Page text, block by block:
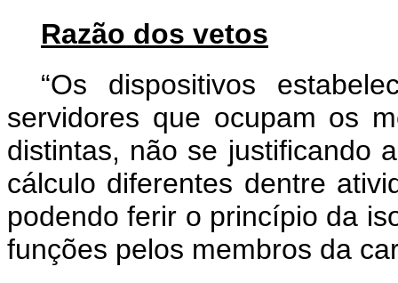
Razão dos vetos
“Os dispositivos
servidores que ocupam os
distintas, não se justificando
cálculo diferentes dentre
podendo ferir o princípio da
funções pelos membros da